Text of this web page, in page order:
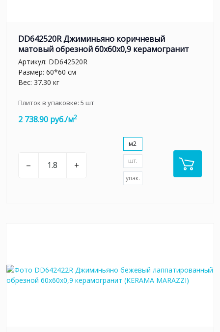
DD642520R Джиминьяно коричневый
матовый обрезной 60х60x0,9 керамогранит
Артикул: DD642520R
Размер: 60*60 см
Вес: 37.30 кг
Плиток в упаковке: 5 шт
2 738.90 руб./м2
– +
м2
шт.
упак.